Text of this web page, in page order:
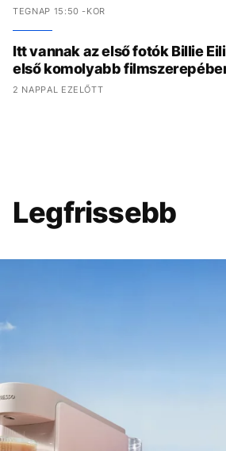
TEGNAP 15:50 -KOR
Itt vannak az első fotók Billie
első komolyabb
2 NAPPAL EZELŐTT
Legfrissebb